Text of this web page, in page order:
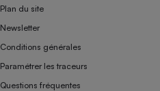
Plan du site
Newsletter
Conditions générales
Paramétrer les traceurs
Questions fréquentes